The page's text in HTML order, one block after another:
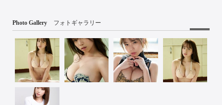
Photo Gallery フォトギャラリー